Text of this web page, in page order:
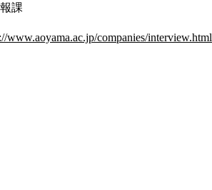
課
www.aoyama.ac.jp/companies/interview.html